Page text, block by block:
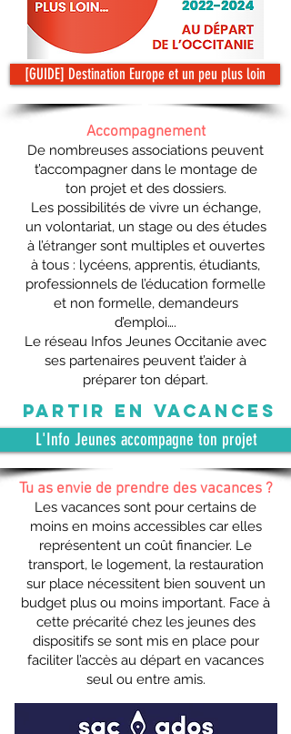
[GUIDE] Destination Europe et un peu plus loin
Accompagnement
De nombreuses associations peuvent
t’accompagner dans le montage de
ton projet et des dossiers.
Les possibilités de vivre un échange,
un volontariat, un stage ou des études
à l’étranger sont multiples et ouvertes
à tous : lycéens, apprentis, étudiants,
professionnels de l’éducation formelle
et non formelle, demandeurs
d’emploi….
Le réseau Infos Jeunes Occitanie avec
ses partenaires peuvent t’aider à
préparer ton départ.
partiR EN VACANCES
L'Info Jeunes accompagne ton projet
Tu as envie de prendre des vacances ?
Les vacances sont pour certains de
moins en moins accessibles car elles
représentent un coût financier. Le
transport, le logement, la restauration
sur place nécessitent bien souvent un
budget plus ou moins important. Face à
cette précarité chez les jeunes des
dispositifs se sont mis en place pour
faciliter l’accès au départ en vacances
seul ou entre amis.